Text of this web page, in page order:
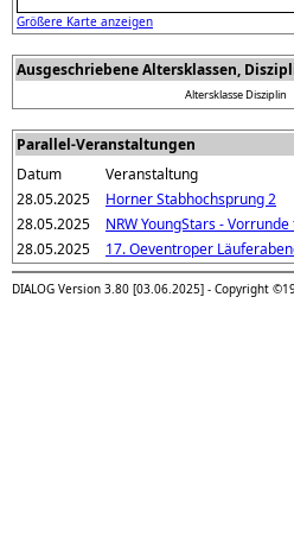
Größere Karte anzeigen
Ausgeschriebene Altersklassen,
AltersklasseDisziplin
Parallel-Veranstaltungen
Datum
Veranstaltung
28.05.2025
Horner Stabhochsprung 2
28.05.2025
NRW YoungStars -
28.05.2025
17. Oeventroper
DIALOG Version 3.80 [03.06.2025] - Copyright